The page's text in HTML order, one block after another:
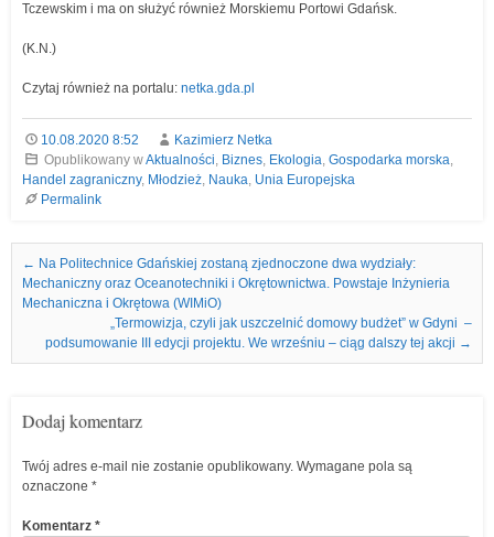
Tczewskim i ma on służyć również Morskiemu Portowi Gdańsk.
(K.N.)
Czytaj również na portalu: netka.gda.pl
10.08.2020 8:52
Kazimierz Netka
Opublikowany wAktualności, Biznes, Ekologia, Gospodarka morska,
Handel zagraniczny, Młodzież, Nauka, Unia Europejska
Permalink
Nawigacja we wpisach
← Na Politechnice Gdańskiej zostaną zjednoczone dwa wydziały:
Mechaniczny oraz Oceanotechniki i Okrętownictwa. Powstaje Inżynieria
Mechaniczna i Okrętowa (WIMiO)
„Termowizja, czyli jak uszczelnić domowy budżet” w Gdyni –
podsumowanie III edycji projektu. We wrześniu – ciąg dalszy tej akcji →
Dodaj komentarz
Twój adres e-mail nie zostanie opublikowany. Wymagane pola są
oznaczone *
Komentarz *